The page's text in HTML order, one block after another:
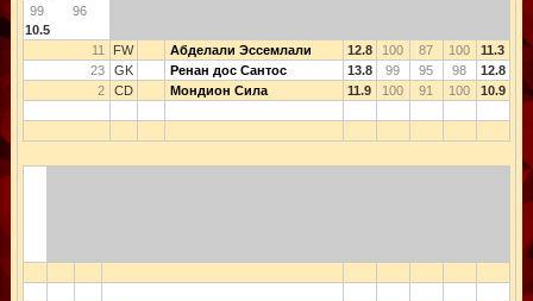
99
96
10.5
11
FW Абделали Эссемлали 12.8 100 87 100
11.3
23
GK Ренан дос Сантос 13.8 99 95 98
12.8
2
CD Мондион Сила 11.9 100 91 100 10.9